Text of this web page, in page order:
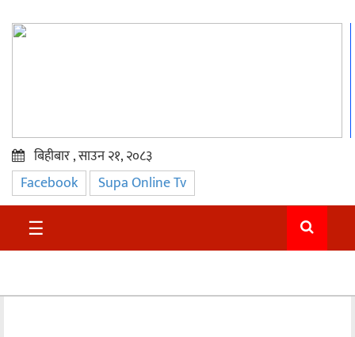
प्रमुख
समाचार
सुदुर
बिहीबार , साउन २१, २०८३
Facebook Supa Online Tv
☰